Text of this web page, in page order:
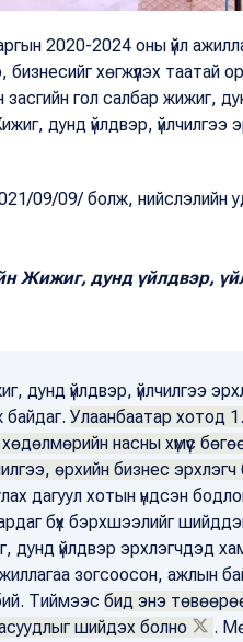
2020-2024 оны үйл
бизнесийг хөгжүүлэх таатай
засгийн гол салбар жижиг,
дунд үйлдвэр,
09/09/ болж, нийслэлийн
Жижиг, дунд үйлдвэр,
дунд үйлдвэр, үйлчилгээ
байдаг. Улаанбаатар хотод
хөдөлмөрийн насны хүмүүс
өрхийн бизнес эрхлэгч
дагуул хотын үндсэн
бүх бэрхшээлийг
дунд үйлдвэр эрхлэгчдэд
зогсоосон, ажлын
Тиймээс бид энэ
шийдэх болно
.